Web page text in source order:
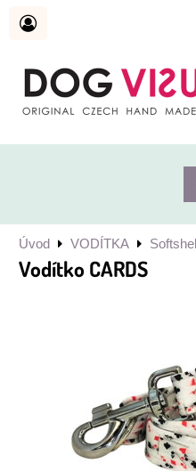
Úvod VODÍTKA
Vodítko CARDS